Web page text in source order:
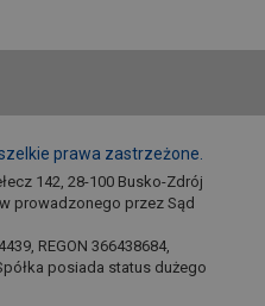
prawa zastrzeżone.
142, 28-100 Busko-Zdrój
prowadzonego przez Sąd
REGON 366438684,
posiada status dużego